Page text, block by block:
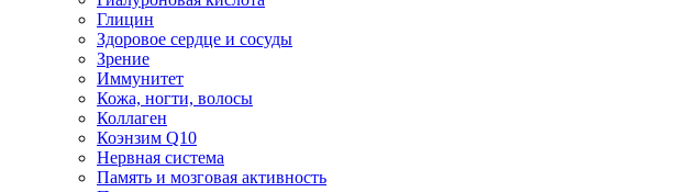
Глицин
Здоровое сердце и сосуды
Зрение
Иммунитет
Кожа, ногти, волосы
Коллаген
Коэнзим Q10
Нервная система
Память и мозговая активность